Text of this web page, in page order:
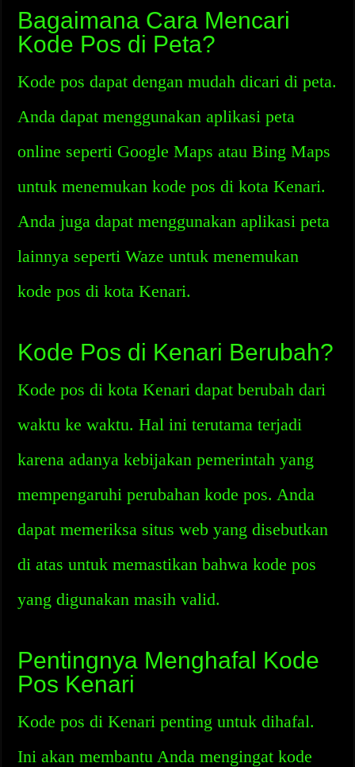
Bagaimana Cara Mencari
Kode Pos di Peta?
Kode pos dapat dengan mudah dicari di peta.
Anda dapat menggunakan aplikasi peta
online seperti Google Maps atau Bing Maps
untuk menemukan kode pos di kota Kenari.
Anda juga dapat menggunakan aplikasi peta
lainnya seperti Waze untuk menemukan
kode pos di kota Kenari.
Kode Pos di Kenari Berubah?
Kode pos di kota Kenari dapat berubah dari
waktu ke waktu. Hal ini terutama terjadi
karena adanya kebijakan pemerintah yang
mempengaruhi perubahan kode pos. Anda
dapat memeriksa situs web yang disebutkan
di atas untuk memastikan bahwa kode pos
yang digunakan masih valid.
Pentingnya Menghafal Kode
Pos Kenari
Kode pos di Kenari penting untuk dihafal.
Ini akan membantu Anda mengingat kode